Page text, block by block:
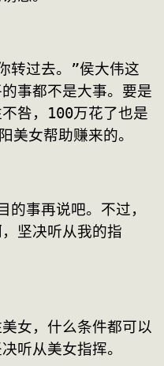
转过去。”侯大伟这
事都不是大事。要是
咎，100万花了也是
美女帮助赚来的。
的事再说吧。不过，
坚决听从我的指
女，什么条件都可以
听从美女指挥。